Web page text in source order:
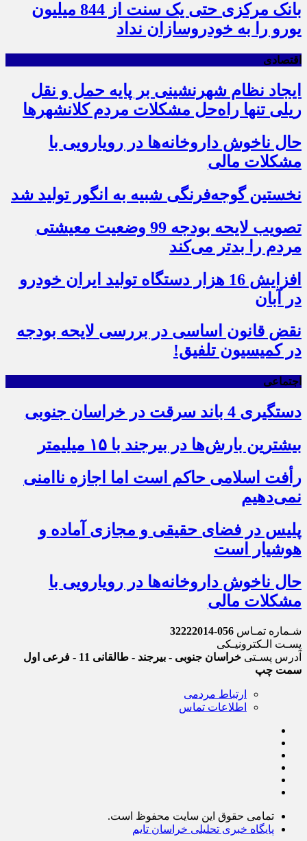
بانک مرکزی حتی یک سنت از 844 میلیون
یورو را به خودروسازان نداد
اقتصادی
ایجاد نظام شهرنشینی بر پایه حمل و نقل
ریلی تنها راه‌حل مشکلات مردم کلانشهرها
حال ناخوش داروخانه‌ها در رویارویی با
مشکلات مالی
نخستین گوجه‌فرنگی شبیه به انگور تولید شد
تصویب لایحه بودجه 99 وضعیت معیشتی
مردم را بدتر می‌کند
افزایش 16 هزار دستگاه تولید ایران خودرو
در آبان
نقض قانون اساسی در بررسی لایحه بودجه
در کمیسیون تلفیق!
اجتماعی
دستگیری 4 باند سرقت در خراسان جنوبی
بیشترین بارش‌ها در بیرجند با ۱۵ میلیمتر
رأفت اسلامی حاکم است اما اجازه ناامنی
نمی‌دهیم
پلیس در فضای حقیقی و مجازی آماده و
هوشیار است
حال ناخوش داروخانه‌ها در رویارویی با
مشکلات مالی
شـماره تمـاس 056-32222014
پسـت الـکترونیـکی
آدرس پسـتی
خراسان جنوبی - بیرجند - طالقانی 11 - فرعی اول
سمت چپ
ارتباط مردمی
اطلاعات تماس
تمامی حقوق این سایت محفوظ است.
پایگاه خبری تحلیلی خراسان تایم